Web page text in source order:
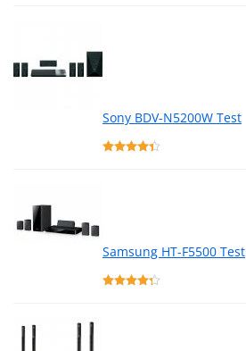
Sony BDV-N5200W Test
Samsung HT-F5500 Test